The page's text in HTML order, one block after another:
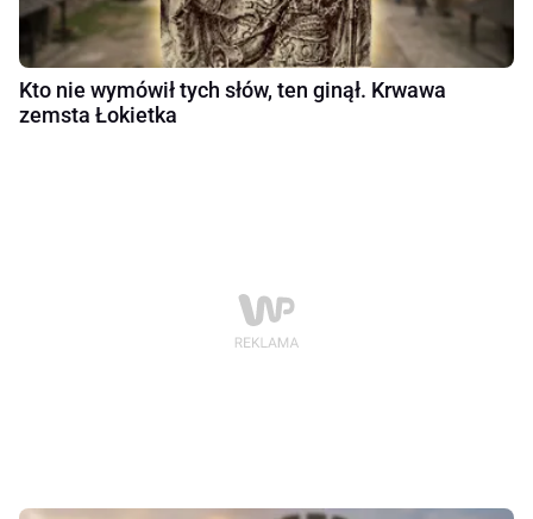
Kto nie wymówił tych słów, ten ginął. Krwawa
zemsta Łokietka